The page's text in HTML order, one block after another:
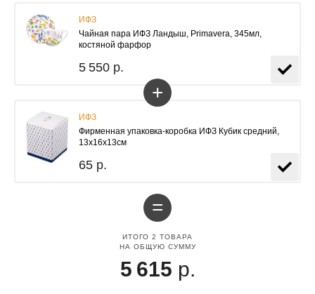
ИФЗ
Чайная пара ИФЗ Ландыш, Primavera, 345мл,
костяной фарфор
5 550 р.
+
ИФЗ
Фирменная упаковка-коробка ИФЗ Кубик средний,
13х16х13см
65 р.
=
ИТОГО 2 ТОВАРА
НА ОБЩУЮ СУММУ
5 615 р.